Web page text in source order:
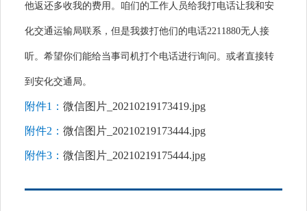
他返还多收我的费用。咱们的工作人员给我打电话让我和安
化交通运输局联系，但是我拨打他们的电话2211880无人接
听。希望你们能给当事司机打个电话进行询问。或者直接转
到安化交通局。
附件1： 微信图片_20210219173419.jpg
附件2： 微信图片_20210219173444.jpg
附件3： 微信图片_20210219175444.jpg